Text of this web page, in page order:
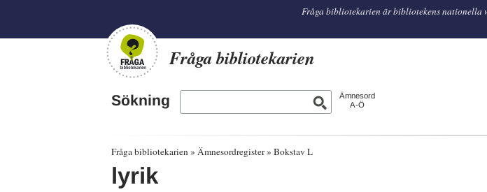
Fråga bibliotekarien är bibliotekens nationella
Fråga bibliotekarien
Sökning
Ämnesord
A-Ö
Fråga bibliotekarien Ämnesordregister Bokstav L
lyrik